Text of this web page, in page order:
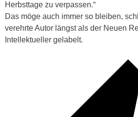
Herbsttage zu verpassen.“
Das möge auch immer so bleiben,
verehrte Autor längst als der Neuen
Intellektueller gelabelt.